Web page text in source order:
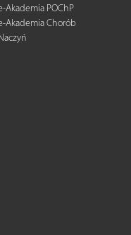
Akademia POChP
Akademia Chorób